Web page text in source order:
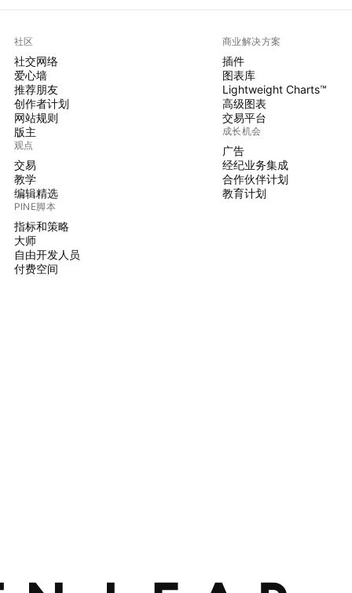
社区
社交网络
爱心墙
推荐朋友
创作者计划
网站规则
版主
观点
交易
教学
编辑精选
PINE脚本
指标和策略
大师
自由开发人员
付费空间
商业解决方案
插件
图表库
Lightweight Charts™
高级图表
交易平台
成长机会
广告
经纪业务集成
合作伙伴计划
教育计划